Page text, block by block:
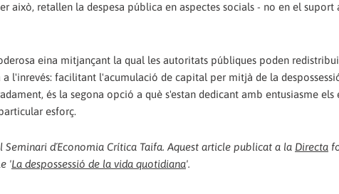
això, retallen la despesa pública en aspectes socials - no en el suport
eina mitjançant la qual les autoritats públiques poden
l'inrevés: facilitant l'acumulació de capital per mitjà de la
és la segona opció a què s'estan dedicant amb entusiasme els
esforç.
d´Economia Crítica Taifa. Aquest article publicat a la Directa
'La despossessió de la vida quotidiana'.